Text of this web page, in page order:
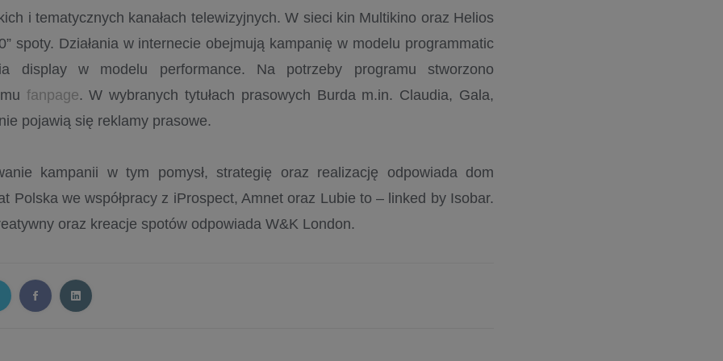
i tematycznych kanałach telewizyjnych. W sieci kin Multikino oraz Helios
spoty. Działania w internecie obejmują kampanię w modelu programmatic
display w modelu performance. Na potrzeby programu stworzono
fanpage. W wybranych tytułach prasowych Burda m.in. Claudia, Gala,
pojawią się reklamy prasowe.
kampanii w tym pomysł, strategię oraz realizację odpowiada dom
Polska we współpracy z iProspect, Amnet oraz Lubie to – linked by Isobar.
oraz kreacje spotów odpowiada W&K London.